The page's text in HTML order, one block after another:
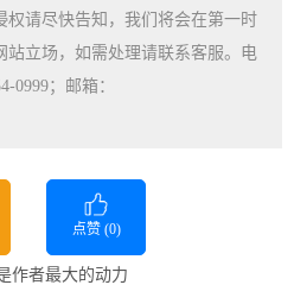
权请尽快告知，我们将会在第一时
站立场，如需处理请联系客服。电
0999；邮箱：
点赞 (0)
作者最大的动力